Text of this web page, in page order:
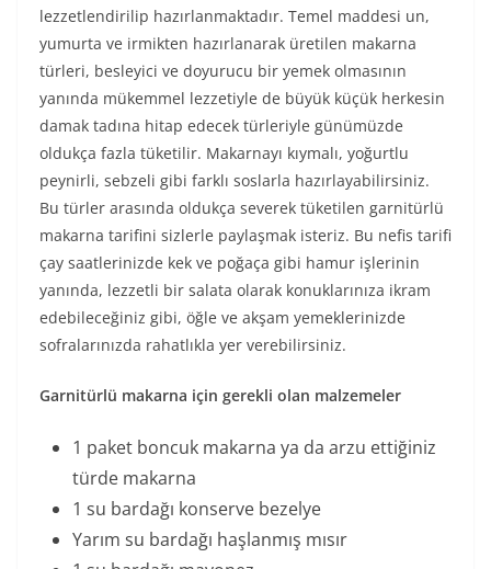
lezzetlendirilip hazırlanmaktadır. Temel maddesi un,
yumurta ve irmikten hazırlanarak üretilen makarna
türleri, besleyici ve doyurucu bir yemek olmasının
yanında mükemmel lezzetiyle de büyük küçük herkesin
damak tadına hitap edecek türleriyle günümüzde
oldukça fazla tüketilir. Makarnayı kıymalı, yoğurtlu
peynirli, sebzeli gibi farklı soslarla hazırlayabilirsiniz.
Bu türler arasında oldukça severek tüketilen garnitürlü
makarna tarifini sizlerle paylaşmak isteriz. Bu nefis tarifi
çay saatlerinizde kek ve poğaça gibi hamur işlerinin
yanında, lezzetli bir salata olarak konuklarınıza ikram
edebileceğiniz gibi, öğle ve akşam yemeklerinizde
sofralarınızda rahatlıkla yer verebilirsiniz.
Garnitürlü makarna için gerekli olan malzemeler
1 paket boncuk makarna ya da arzu ettiğiniz
türde makarna
1 su bardağı konserve bezelye
Yarım su bardağı haşlanmış mısır